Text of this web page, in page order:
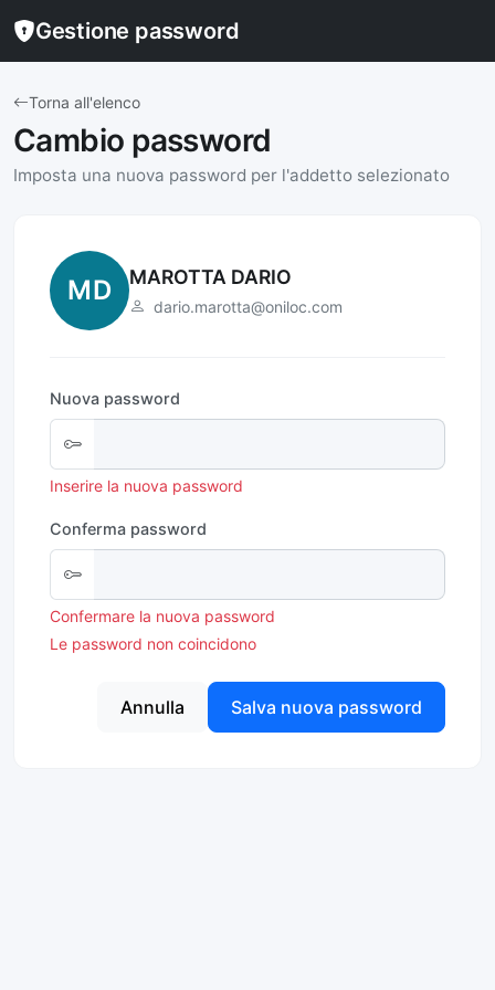
Gestione password
Torna all'elenco
Cambio password
Imposta una nuova password per l'addetto selezionato
MD MAROTTA DARIO
dario.marotta@oniloc.com
Nuova password
Inserire la nuova password
Conferma password
Confermare la nuova password
Le password non coincidono
Annulla